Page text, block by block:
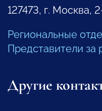
127473, г. Москва,
Региональные
Представители за
Другие